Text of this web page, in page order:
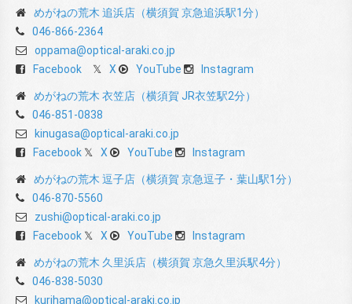
めがねの荒木 追浜店（横須賀 京急追浜駅1分）
046-866-2364
oppama@optical-araki.co.jp
Facebook
X YouTube Instagram
めがねの荒木 衣笠店（横須賀 JR衣笠駅2分）
046-851-0838
kinugasa@optical-araki.co.jp
Facebook
X YouTube Instagram
めがねの荒木 逗子店（横須賀 京急逗子・葉山駅1分）
046-870-5560
zushi@optical-araki.co.jp
Facebook
X YouTube Instagram
めがねの荒木 久里浜店（横須賀 京急久里浜駅4分）
046-838-5030
kurihama@optical-araki.co.jp